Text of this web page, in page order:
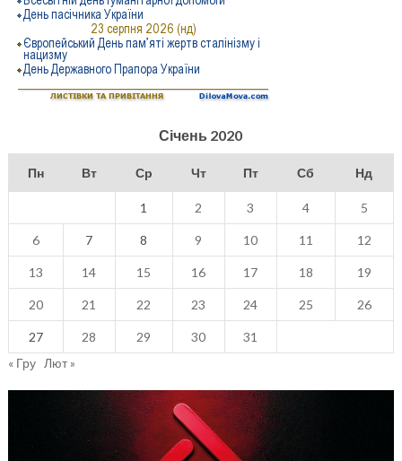
Січень 2020
Пн Вт Ср Чт Пт Сб Нд
1 2 3 4 5
6 7 8 9 10 11 12
13 14 15 16 17 18 19
20 21 22 23 24 25 26
27 28 29 30
31
« Гру Лют »